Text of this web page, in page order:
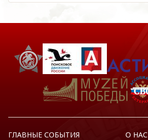
ГЛАВНЫЕ СОБЫТИЯ О НАС